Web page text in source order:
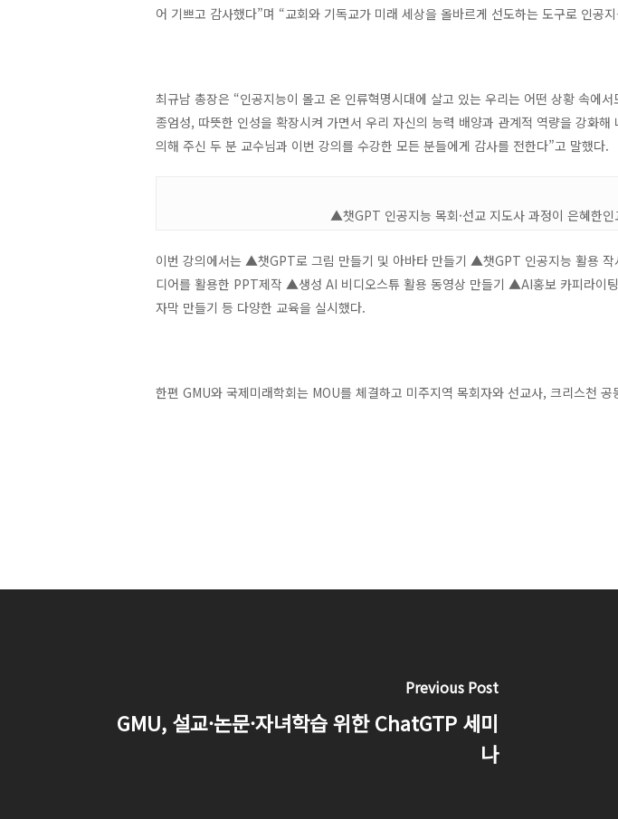
어 기쁘고 감사했다”며 “교회와 기독교가 미래 세상을 올바르게 선도하는 도구로 인공
최규남 총장은 “인공지능이 몰고 온 인류혁명시대에 살고 있는 우리는 어떤 상황 속에
종엄성, 따뜻한 인성을 확장시켜 가면서 우리 자신의 능력 배양과 관계적 역량을 강화
의해 주신 두 분 교수님과 이번 강의를 수강한 모든 분들에게 감사를 전한다”고 말했다.
▲챗GPT 인공지능 목회·선교 지도사 과정이 은혜한
이번 강의에서는 ▲챗GPT로 그림 만들기 및 아바타 만들기 ▲챗GPT 인공지능 활용
디어를 활용한 PPT제작 ▲생성 AI 비디오스튜 활용 동영상 만들기 ▲AI홍보 카피라
자막 만들기 등 다양한 교육을 실시했다.
한편 GMU와 국제미래학회는 MOU를 체결하고 미주지역 목회자와 선교사, 크리스천
Previous Post
GMU, 설교·논문·자녀학습 위한 ChatGTP 세미
나